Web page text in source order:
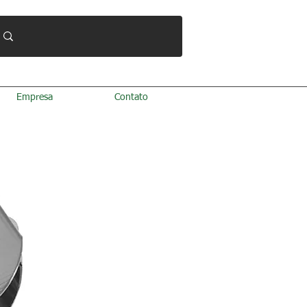
Empresa Contato